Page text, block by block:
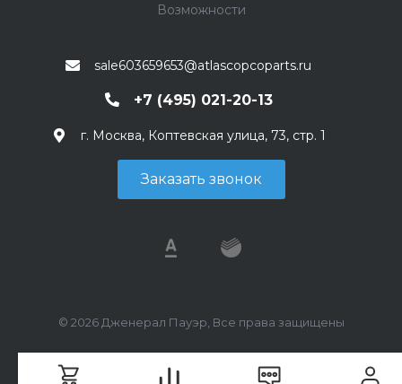
Возможности
sale603659653@atlascopcoparts.ru
+7 (495) 021-20-13
г. Москва, Коптевская улица, 73, стр. 1
Заказать звонок
© 2026 Дженерал Пауэр, Все права защищены